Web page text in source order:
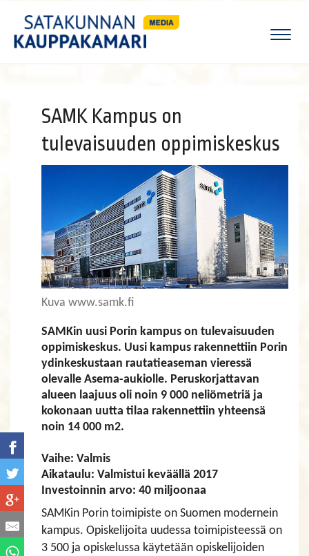
SAMK Kampus on
tulevaisuuden oppimiskeskus
Kuva www.samk.fi
SAMKin uusi Porin kampus on tulevaisuuden
oppimiskeskus. Uusi kampus rakennettiin Porin
ydinkeskustaan rautatieaseman vieressä
olevalle Asema-aukiolle. Peruskorjattavan
alueen laajuus oli noin 9 000 neliömetriä ja
kokonaan uutta tilaa rakennettiin yhteensä
noin 14 000 m2.
Vaihe: Valmis
Aikataulu: Valmistui keväällä 2017
Investoinnin arvo: 40 miljoonaa
SAMKin Porin toimipiste on Suomen modernein
kampus. Opiskelijoita uudessa toimipisteessä on
3 500 ja opiskelussa käytetään opiskelijoiden